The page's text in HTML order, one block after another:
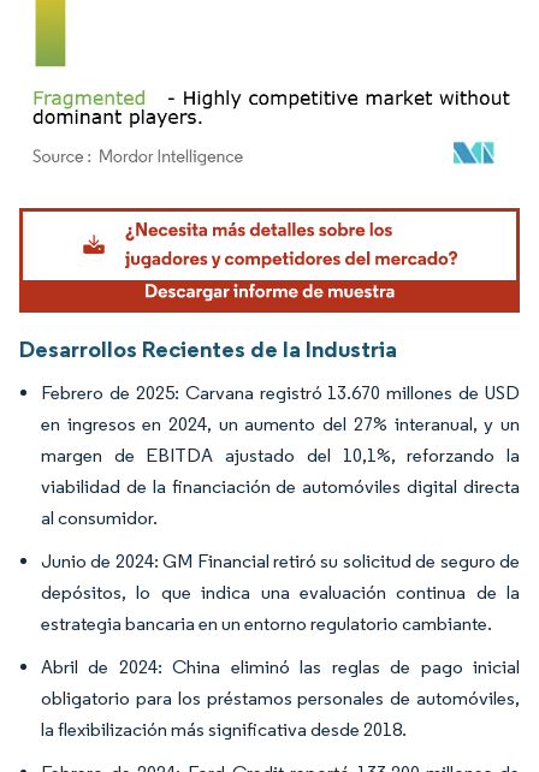
Imagen © Mordor Intelligence. El uso requiere atribución según CC BY 4.0.
Desarrollos Recientes de la Industria
Febrero de 2025: Carvana registró 13.670 millones de USD
en ingresos en 2024, un aumento del 27% interanual, y un
margen de EBITDA ajustado del 10,1%, reforzando la
viabilidad de la financiación de automóviles digital directa
al consumidor.
Junio de 2024: GM Financial retiró su solicitud de seguro de
depósitos, lo que indica una evaluación continua de la
estrategia bancaria en un entorno regulatorio cambiante.
Abril de 2024: China eliminó las reglas de pago inicial
obligatorio para los préstamos personales de automóviles,
la flexibilización más significativa desde 2018.